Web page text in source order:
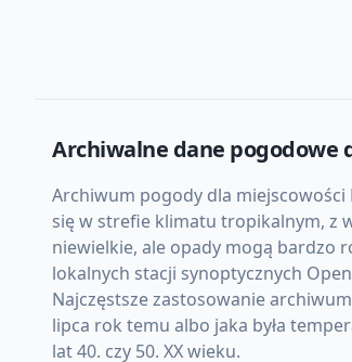
Archiwalne dane pogodowe
Archiwum pogody dla miejscowości
się w strefie klimatu tropikalnym, z
niewielkie, ale opady mogą bardzo
lokalnych stacji synoptycznych
Najczęstsze zastosowanie
lipca rok temu albo jaka była
lat 40. czy 50. XX wieku.